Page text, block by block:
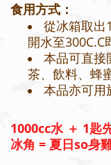
食用方式：
從冰箱取出
開水至300C.C
本品可直接
茶、飲料、蜂
本品亦可用
1000cc水 ＋ 1匙
冰角 = 夏日so身